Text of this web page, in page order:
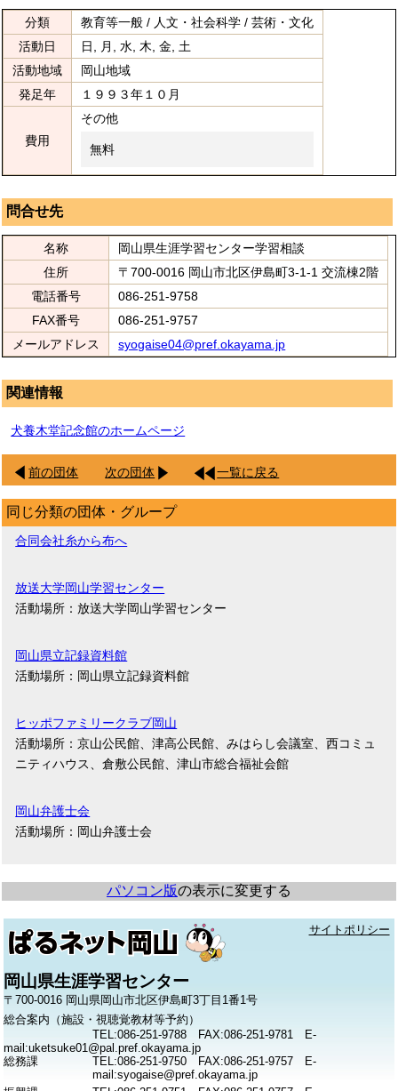
分類
教育等一般 / 人文・社会科学 / 芸術・文化
活動日
日, 月, 水, 木, 金, 土
活動地域
岡山地域
発足年
１９９３年１０月
費用
その他
無料
問合せ先
名称
岡山県生涯学習センター学習相談
住所
〒700-0016 岡山市北区伊島町3-1-1 交流棟2階
電話番号
086-251-9758
FAX番号
086-251-9757
メールアドレス
syogaise04@pref.okayama.jp
関連情報
犬養木堂記念館のホームページ
前の団体 次の団体 一覧に戻る
同じ分類の団体・グループ
合同会社糸から布へ
放送大学岡山学習センター
活動場所：放送大学岡山学習センター
岡山県立記録資料館
活動場所：岡山県立記録資料館
ヒッポファミリークラブ岡山
活動場所：京山公民館、津高公民館、みはらし会議室、西コミュ
ニティハウス、倉敷公民館、津山市総合福祉会館
岡山弁護士会
活動場所：岡山弁護士会
パソコン版の表示に変更する
サイトポリシー
岡山県生涯学習センター
〒700-0016 岡山県岡山市北区伊島町3丁目1番1号
総合案内（施設・視聴覚教材等予約）
TEL:086-251-9788 FAX:086-251-9781 E-
mail:uketsuke01@pal.pref.okayama.jp
総務課
TEL:086-251-9750 FAX:086-251-9757 E-
mail:syogaise@pref.okayama.jp